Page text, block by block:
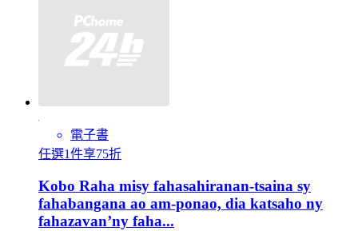
電子書
任選1件享75折
Kobo Raha misy fahasahiranan-tsaina sy
fahabangana ao am-ponao, dia katsaho ny
fahazavan’ny faha...